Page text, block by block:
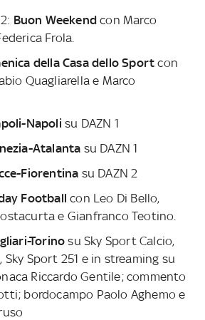
Buon Weekendcon Marco
Frola.
della Casa dello Sportcon
Quagliarella e Marco
Napolisu DAZN 1
Atalanta su DAZN 1
Fiorentina su DAZN 2
Football con Leo Di Bello,
e Gianfranco Teotino.
Torino su Sky Sport Calcio,
Sky Sport 251 e in streaming su
Riccardo Gentile; commento
bordocampo Paolo Aghemo e